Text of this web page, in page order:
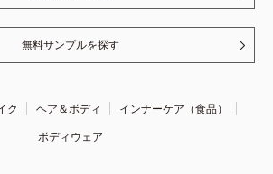
無料サンプルを探す
ク ヘア＆ボディ
インナーケア（食品）
ボディウェア